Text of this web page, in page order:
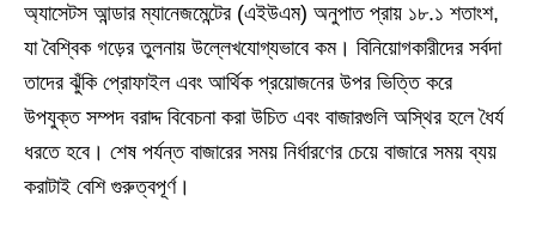
অ্যাসেটস আন্ডার ম্যানেজমেন্টের (এইউএম) অনুপাত প্রায় ১৮.১ শতাংশ,
যা বৈশ্বিক গড়ের তুলনায় উল্লেখযোগ্যভাবে কম। বিনিয়োগকারীদের সর্বদা
তাদের ঝুঁকি প্রোফাইল এবং আর্থিক প্রয়োজনের উপর ভিত্তি করে
উপযুক্ত সম্পদ বরাদ্দ বিবেচনা করা উচিত এবং বাজারগুলি অস্থির হলে ধৈর্য
ধরতে হবে। শেষ পর্যন্ত বাজারের সময় নির্ধারণের চেয়ে বাজারে সময় ব্যয়
করাটাই বেশি গুরুত্বপূর্ণ।